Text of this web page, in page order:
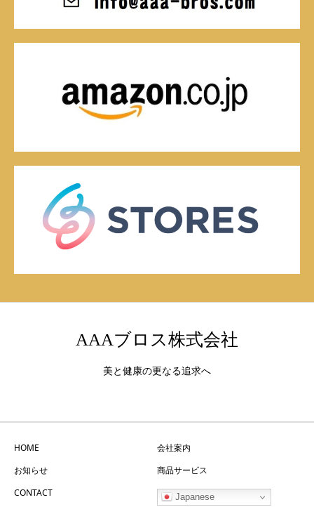
AAAブロス株式会社
美と健康の更なる追求へ
HOME
会社案内
お知らせ
商品サービス
CONTACT
Japanese